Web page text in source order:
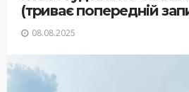
(триває попередній
08.08.2025